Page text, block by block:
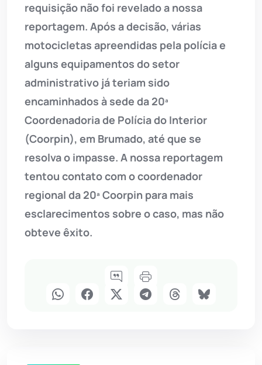
requisição não foi revelado a nossa
reportagem. Após a decisão, várias
motocicletas apreendidas pela polícia e
alguns equipamentos do setor
administrativo já teriam sido
encaminhados à sede da 20ª
Coordenadoria de Polícia do Interior
(Coorpin), em Brumado, até que se
resolva o impasse. A nossa reportagem
tentou contato com o coordenador
regional da 20ª Coorpin para mais
esclarecimentos sobre o caso, mas não
obteve êxito.